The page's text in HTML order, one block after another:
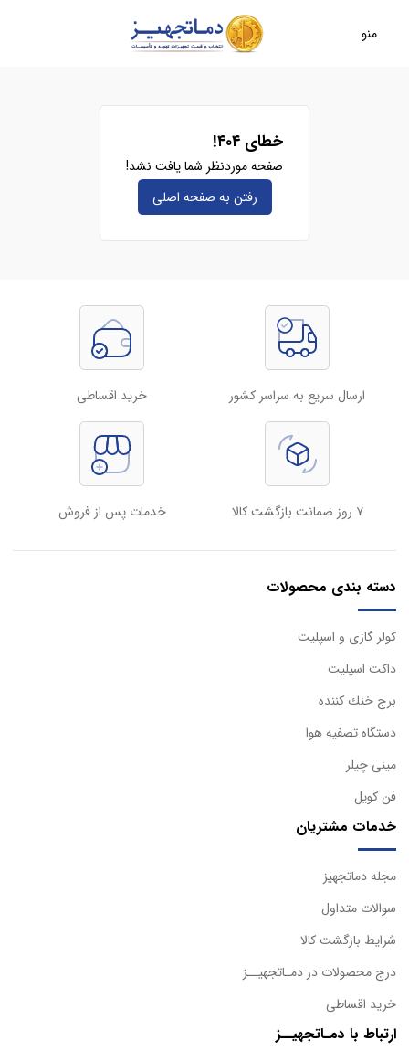
منو
خطای ۴۰۴!
صفحه موردنظر شما یافت نشد!
رفتن به صفحه‌ اصلی
ارسال سریع به سراسر کشور خرید اقساطی
۷ روز ضمانت بازگشت کالا خدمات پس از فروش
دسته بندی محصولات
كولر گازی و اسپليت
داكت اسپليت
برج خنك كننده
دستگاه تصفيه هوا
مینی چیلر
فن کویل
خدمات مشتریان
مجله دماتجهیز
سوالات متداول
شرایط بازگشت کالا
درج محصولات در دمـاتجهیــز
خرید اقساطی
ارتباط با دمـاتجهیــز